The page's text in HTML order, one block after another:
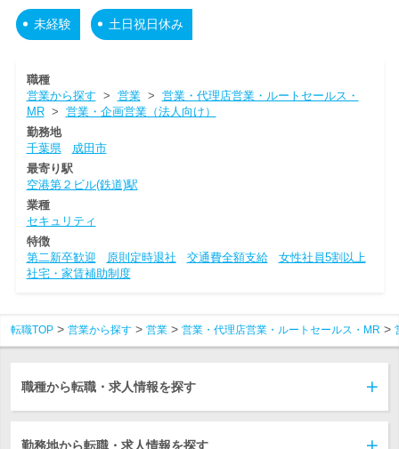
未経験 土日祝日休み
職種
営業から探す > 営業> 営業・代理店営業・ルートセールス・
MR> 営業・企画営業（法人向け）
勤務地
千葉県
成田市
最寄り駅
空港第２ビル(鉄道)駅
業種
セキュリティ
特徴
第二新卒歓迎
原則定時退社 交通費全額支給
女性社員5割以上
社宅・家賃補助制度
転職TOP 営業から探す 営業 営業・代理店営業・ルートセールス・MR
職種から転職・求人情報を探す
勤務地から転職・求人情報を探す